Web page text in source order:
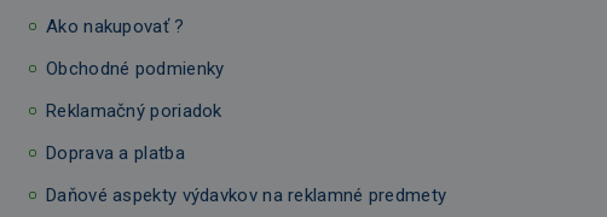
Ako nakupovať ?
Obchodné podmienky
Reklamačný poriadok
Doprava a platba
Daňové aspekty výdavkov na reklamné predmety